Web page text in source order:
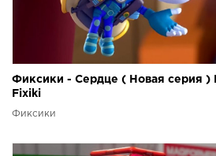
Фиксики - Сердце ( Новая серия
Fixiki
Фиксики